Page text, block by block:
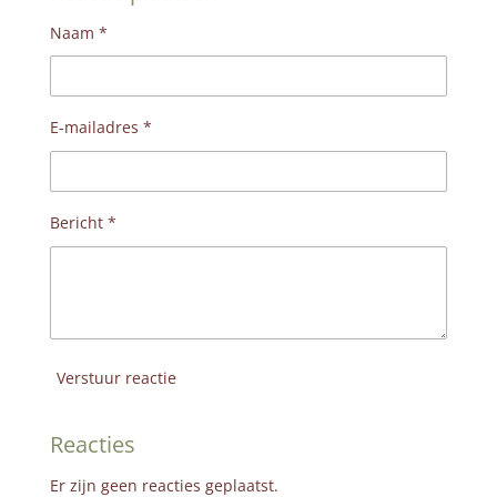
Naam *
E-mailadres *
Bericht *
Verstuur reactie
Reacties
Er zijn geen reacties geplaatst.